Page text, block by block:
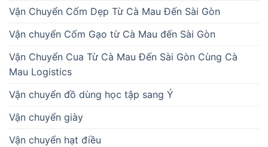
Vận Chuyển Cốm Dẹp Từ Cà Mau Đến Sài Gòn
Vận chuyển Cốm Gạo từ Cà Mau đến Sài Gòn
Vận Chuyển Cua Từ Cà Mau Đến Sài Gòn Cùng Cà
Mau Logistics
Vận chuyển đồ dùng học tập sang Ý
Vận chuyển giày
Vận chuyển hạt điều